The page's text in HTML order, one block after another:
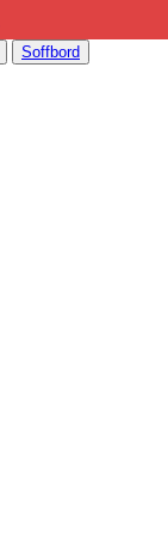
Soffbord